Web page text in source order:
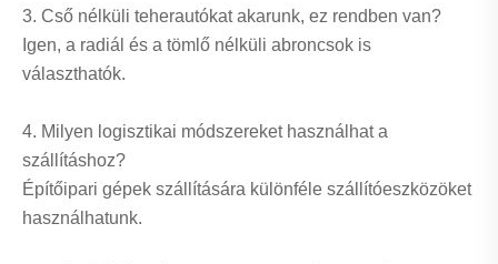
3. Cső nélküli teherautókat akarunk, ez rendben van?
Igen, a radiál és a tömlő nélküli abroncsok is
választhatók.
4. Milyen logisztikai módszereket használhat a
szállításhoz?
Építőipari gépek szállítására különféle szállítóeszközöket
használhatunk.